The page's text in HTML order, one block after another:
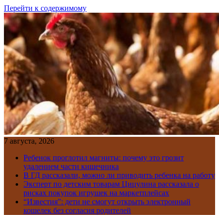
Перейти к содержимому
7 августа, 2026
Ребенок проглотил магниты: почему это грозит
удалением части кишечника
В ГД рассказали, можно ли приводить ребенка на работу
Эксперт по детским товарам Цицулина рассказала о
рисках покупок игрушек на маркетплейсах
“Известия”: дети не смогут открыть электронный
кошелек без согласия родителей